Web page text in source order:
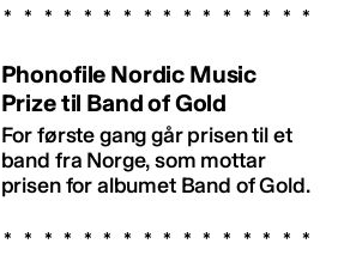
Phonofile Nordic Music
Prize til Band of Gold
For første gang går prisen til et
band fra Norge, som mottar
prisen for albumet Band of Gold.